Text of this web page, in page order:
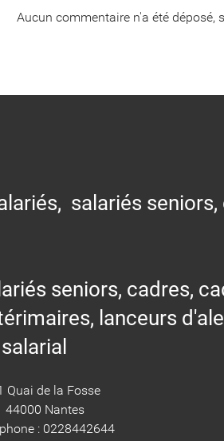
Aucun commentaire n'a été déposé,
salariés
seniors, cadres,
lanceurs
Quai de la Fosse
44000 Nantes
: 0228442644